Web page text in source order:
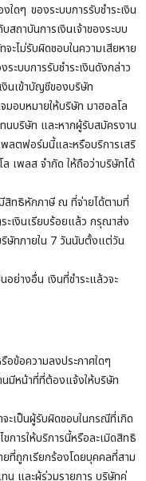
ดๆ ของระบบการรับชำระเงิน
ถาบันการเงินเจ้าของระบบ
ไม่รับผิดชอบในความเสียหาย
ะบบการรับชำระเงินดังกล่าว
งินเข้าบัญชีของบริษัท
มอบหมายให้บริษัท มาฮอลโล
นบริษัท และหากผู้รับสมัครงาน
ลตฟอร์มนี้และหรือบริการเสริ
เพลส จำกัด ให้ถือว่าบริษัทได้
สิทธิหักภาษี ณ ที่จ่ายได้ตามที่
ะเงินเรียบร้อยแล้ว กรุณาส่ง
ษัทภายใน 7 วันนับตั้งแต่วัน
ย่างอื่น เงินที่ชำระแล้วจะ
ข้อความลงประกาศใดๆ
มีหน้าที่ที่ต้องแจ้งให้บริษัท
ะเป็นผู้รับผิดชอบในกรณีที่เกิด
การให้บริการนี้หรือละเมิดสิทธิ
ที่ถูกเรียกร้องโดยบุคคลที่สาม
น และผู้ร่วมรายการ บริษัทคู่